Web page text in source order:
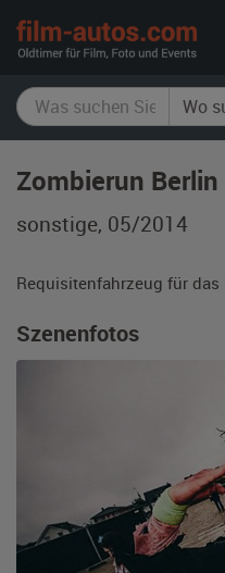
Zombierun Berlin
sonstige, 05/2014
Requisitenfahrzeug für das
Szenenfotos